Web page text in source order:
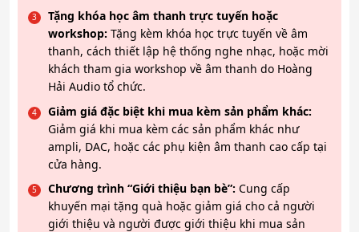
Tặng khóa học âm thanh trực tuyến hoặc
workshop: Tặng kèm khóa học trực tuyến về âm
thanh, cách thiết lập hệ thống nghe nhạc, hoặc mời
khách tham gia workshop về âm thanh do Hoàng
Hải Audio tổ chức.
Giảm giá đặc biệt khi mua kèm sản phẩm khác:
Giảm giá khi mua kèm các sản phẩm khác như
ampli, DAC, hoặc các phụ kiện âm thanh cao cấp tại
cửa hàng.
Chương trình “Giới thiệu bạn bè”: Cung cấp
khuyến mại tặng quà hoặc giảm giá cho cả người
giới thiệu và người được giới thiệu khi mua sản